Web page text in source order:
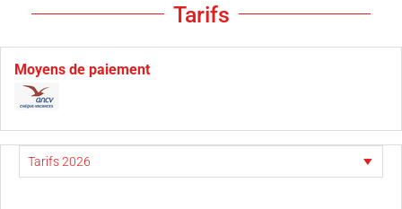
Tarifs
Moyens de paiement